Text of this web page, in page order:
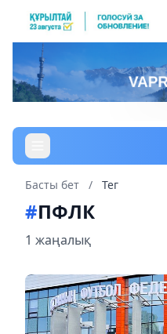
Басты бет / Тег
#ПФЛК
1 жаңалық